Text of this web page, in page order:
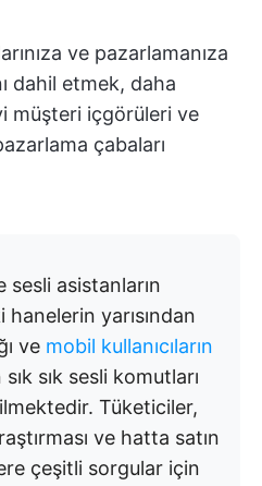
ve pazarlamanıza
dahil etmek, daha
müşteri içgörüleri ve
çabaları
sesli asistanların
yarısından
ve mobil kullanıcıların
sık sık sesli komutları
Tüketiciler,
ve hatta satın
çeşitli sorgular için